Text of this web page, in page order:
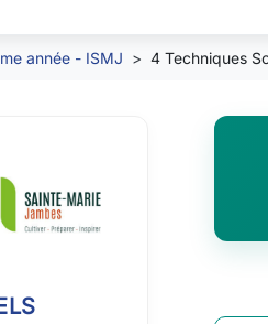
année - ISMJ 4 Techniques